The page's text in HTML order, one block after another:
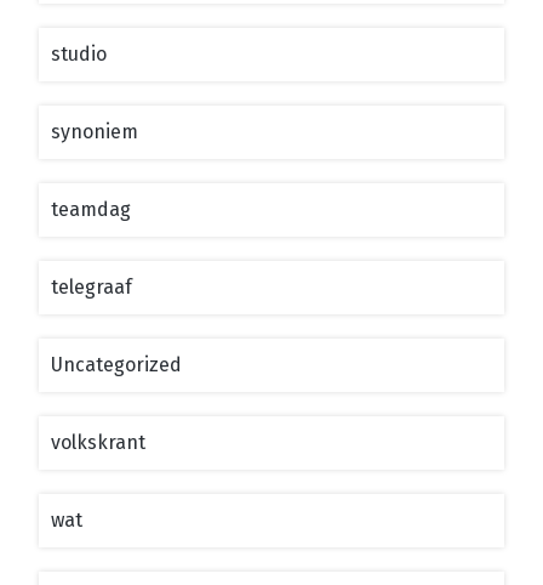
studio
synoniem
teamdag
telegraaf
Uncategorized
volkskrant
wat